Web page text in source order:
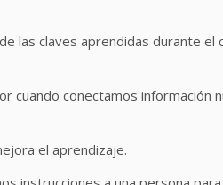
las claves aprendidas durante el
cuando conectamos información
el aprendizaje.